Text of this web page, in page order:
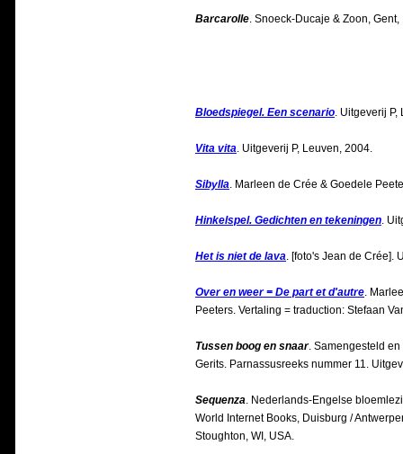
Barcarolle. Snoeck-Ducaje & Zoon, Gent,
Bloedspiegel. Een scenario. Uitgeverij P,
Vita vita. Uitgeverij P, Leuven, 2004.
Sibylla. Marleen de Crée & Goedele
Hinkelspel. Gedichten en tekeningen.
Het is niet de lava. [foto's Jean de Crée].
Over en weer = De part et d'autre.
Peeters. Vertaling = traduction: Stefaan
Tussen boog en snaar. Samengesteld
Gerits. Parnassusreeks nummer 11.
Sequenza. Nederlands-Engelse
World Internet Books, Duisburg /
Stoughton, WI, USA.